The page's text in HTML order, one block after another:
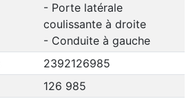
- Porte latérale
coulissante à droite
- Conduite à gauche
2392126985
126 985